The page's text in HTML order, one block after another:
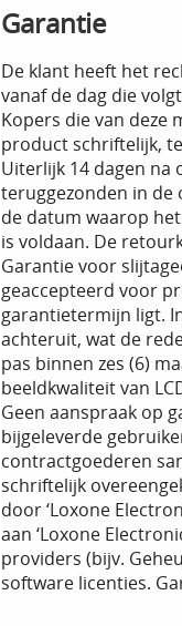
Garantie
De klant heeft het
vanaf de dag die
Kopers die van deze
product schriftelijk,
Uiterlijk 14 dagen
teruggezonden in de
de datum waarop
is voldaan. De
Garantie voor
geaccepteerd voor
garantietermijn ligt.
achteruit, wat de
pas binnen zes (6)
beeldkwaliteit van
Geen aanspraak op
bijgeleverde
contractgoederen
schriftelijk
door ‘Loxone
aan ‘Loxone
providers (bijv.
software licenties.